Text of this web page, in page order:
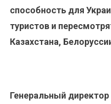
способность для
туристов и
Казахстана,
Генеральный